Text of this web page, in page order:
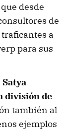
desde
de
a
para sus
Satya
división de
también al
ejemplos